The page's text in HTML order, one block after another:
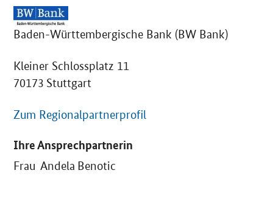
Baden-Württembergische Bank (BW Bank)
Kleiner Schlossplatz 11
70173 Stuttgart
Zum Regionalpartnerprofil
Ihre Ansprechpartnerin
Frau Andela Benotic